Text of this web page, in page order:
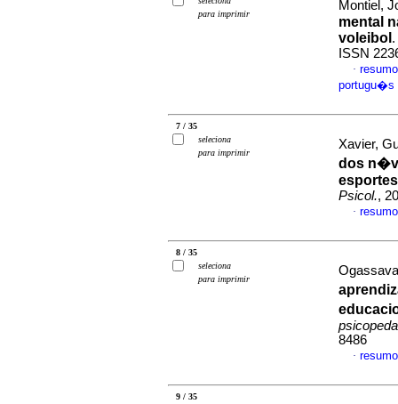
para imprimir
Montiel,
mental
voleibol .
ISSN
·
portugu�s
7 / 35
seleciona
para imprimir
Xavier,
dos
Psicol.,
·
8 / 35
seleciona
para imprimir
8486
·
9 / 35